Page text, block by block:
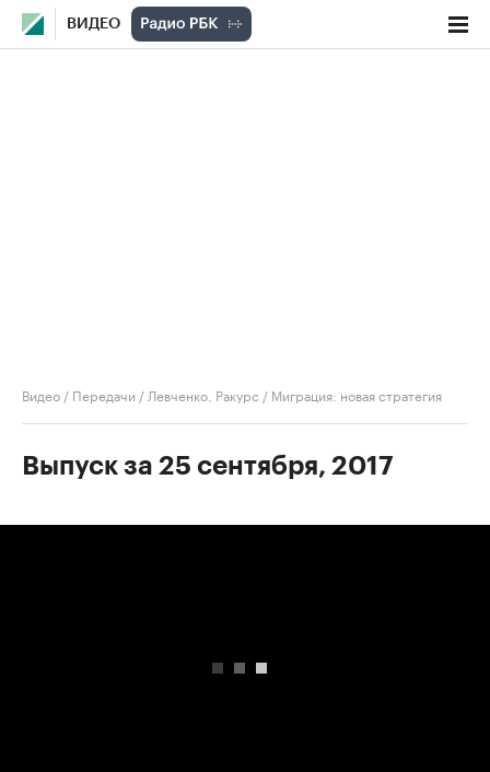
ВИДЕО
Видео / Передачи / Левченко. Ракурс / Миграция: новая стратегия
Выпуск за 25 сентября, 2017